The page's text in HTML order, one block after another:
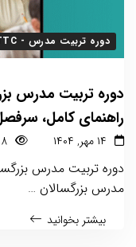
دوره تربیت مدرس - TTC
راهنمای کامل،
۱۴ مهر, ۱۴۰۴
مدرس بزرگسالان …
بیشتر بخوانید